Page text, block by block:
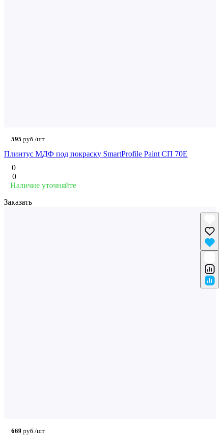
595 руб./шт
Плинтус МДФ под покраску SmartProfile Paint СП 70Е
0
0
Наличие уточняйте
Заказать
669 руб./шт